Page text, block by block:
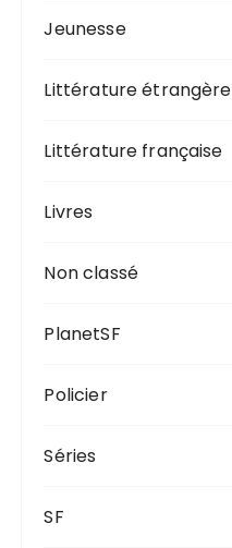
Jeunesse
Littérature étrangère
Littérature française
Livres
Non classé
PlanetSF
Policier
Séries
SF